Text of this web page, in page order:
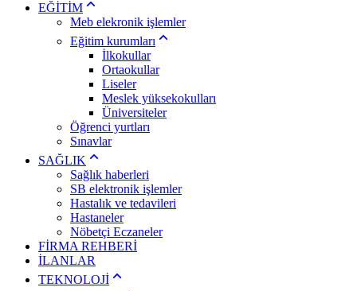
EĞİTİM
Meb elekronik işlemler
Eğitim kurumları
İlkokullar
Ortaokullar
Liseler
Meslek yüksekokulları
Üniversiteler
Öğrenci yurtları
Sınavlar
SAĞLIK
Sağlık haberleri
SB elektronik işlemler
Hastalık ve tedavileri
Hastaneler
Nöbetçi Eczaneler
FİRMA REHBERİ
İLANLAR
TEKNOLOJİ